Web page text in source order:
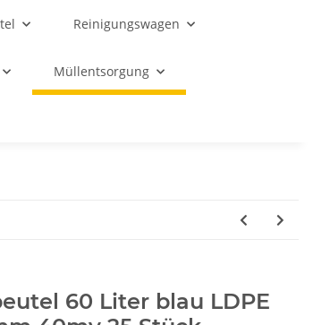
Reinigungswagen
Müllentsorgung
60 Liter blau LDPE